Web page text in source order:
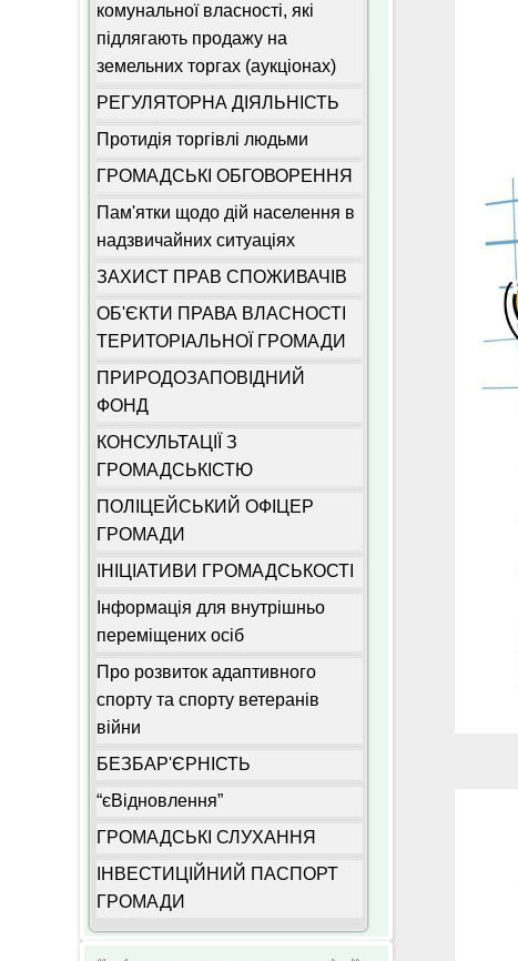
комунальної власності, які
підлягають продажу на
земельних торгах (аукціонах)
РЕГУЛЯТОРНА ДІЯЛЬНІСТЬ
Протидія торгівлі людьми
ГРОМАДСЬКІ ОБГОВОРЕННЯ
Пам'ятки щодо дій населення в
надзвичайних ситуаціях
ЗАХИСТ ПРАВ СПОЖИВАЧІВ
ОБ'ЄКТИ ПРАВА ВЛАСНОСТІ
ТЕРИТОРІАЛЬНОЇ ГРОМАДИ
ПРИРОДОЗАПОВІДНИЙ
ФОНД
КОНСУЛЬТАЦІЇ З
ГРОМАДСЬКІСТЮ
ПОЛІЦЕЙСЬКИЙ ОФІЦЕР
ГРОМАДИ
ІНІЦІАТИВИ ГРОМАДСЬКОСТІ
Інформація для внутрішньо
переміщених осіб
Про розвиток адаптивного
спорту та спорту ветеранів
війни
БЕЗБАР'ЄРНІСТЬ
“єВідновлення”
ГРОМАДСЬКІ СЛУХАННЯ
ІНВЕСТИЦІЙНИЙ ПАСПОРТ
ГРОМАДИ